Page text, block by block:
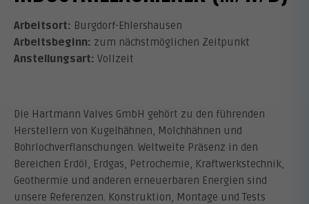
Arbeitsort: Burgdorf-Ehlershausen
Arbeitsbeginn: zum nächstmöglichen Zeitpunkt
Anstellungsart: Vollzeit
Die Hartmann Valves GmbH gehört zu den führenden
Herstellern von Kugelhähnen, Molchhähnen und
Bohrlochverflanschungen. Weltweite Präsenz in den
Bereichen Erdöl, Erdgas, Petrochemie, Kraftwerkstechnik,
Geothermie und anderen erneuerbaren Energien sind
unsere Referenzen. Konstruktion, Montage und Tests